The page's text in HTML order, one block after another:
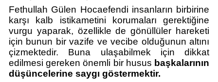
Fethullah Gülen Hocaefendi insanların birbirine
karşı kalb istikametini korumaları gerektiğine
vurgu yaparak, özellikle de gönüllüler hareketi
için bunun bir vazife ve vecibe olduğunun altını
çizmektedir. Buna ulaşabilmek için dikkat
edilmesi gereken önemli bir husus başkalarının
düşüncelerine saygı göstermektir.